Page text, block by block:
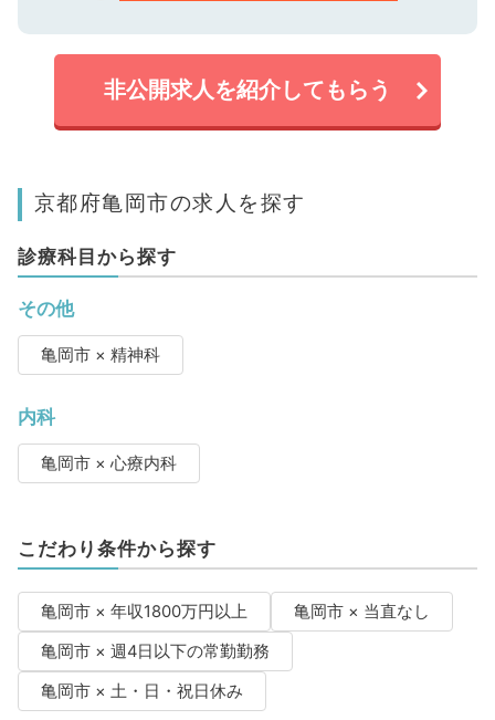
非公開求人を紹介してもらう
京都府亀岡市の求人を探す
診療科目から探す
その他
亀岡市 × 精神科
内科
亀岡市 × 心療内科
こだわり条件から探す
亀岡市 × 年収1800万円以上
亀岡市 × 当直なし
亀岡市 × 週4日以下の常勤勤務
亀岡市 × 土・日・祝日休み